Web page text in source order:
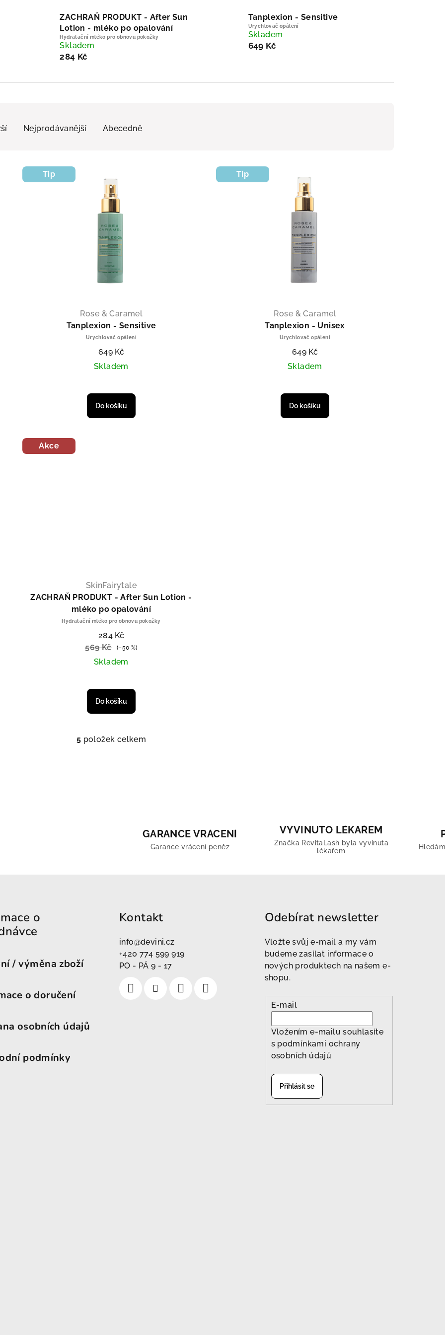
ZACHRAŇ PRODUKT - After Sun
Lotion - mléko po opalování
Hydratační mléko pro obnovu pokožky
Skladem
284 Kč
Tanplexion - Sensitive
Urychlovač opálení
Skladem
649 Kč
Nejprodávanější Abecedně
Tip
Rose & Caramel
Tanplexion - Sensitive
Urychlovač opálení
649 Kč
Skladem
Do košíku
Tip
Rose & Caramel
Tanplexion - Unisex
Urychlovač opálení
649 Kč
Skladem
Do košíku
Akce
SkinFairytale
ZACHRAŇ PRODUKT - After Sun Lotion -
mléko po opalování
Hydratační mléko pro obnovu pokožky
284 Kč
569 Kč
(–50 %)
Skladem
Do košíku
Ovládací prvky výpisu
5 položek celkem
GARANCE VRÁCENÍ
Garance vrácení peněz
VYVINUTO LÉKAŘEM
Značka RevitaLash byla vyvinuta
lékařem
o
/ výměna zboží
o doručení
osobních údajů
podmínky
Kontakt
info@devini.cz
+420 774 599 919
PO - PÁ 9 - 17
Odebírat newsletter
Vložte svůj e-mail a my vám
budeme zasílat informace o
nových produktech na našem e-
shopu.
E-mail
Vložením e-mailu souhlasíte
s podmínkami ochrany
osobních údajů
Přihlásit se